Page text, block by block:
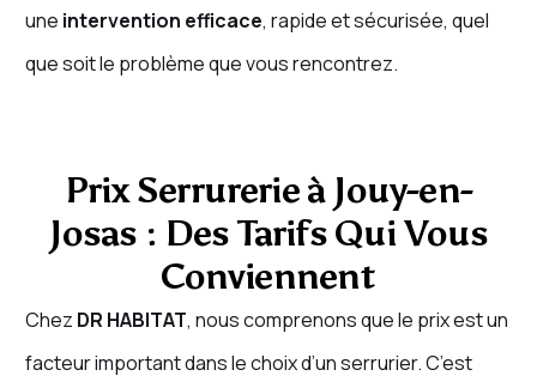
une intervention efficace, rapide et sécurisée, quel
que soit le problème que vous rencontrez.
Prix Serrurerie à Jouy-en-
Josas : Des Tarifs Qui Vous
Conviennent
Chez DR HABITAT, nous comprenons que le prix est un
facteur important dans le choix d’un serrurier. C’est